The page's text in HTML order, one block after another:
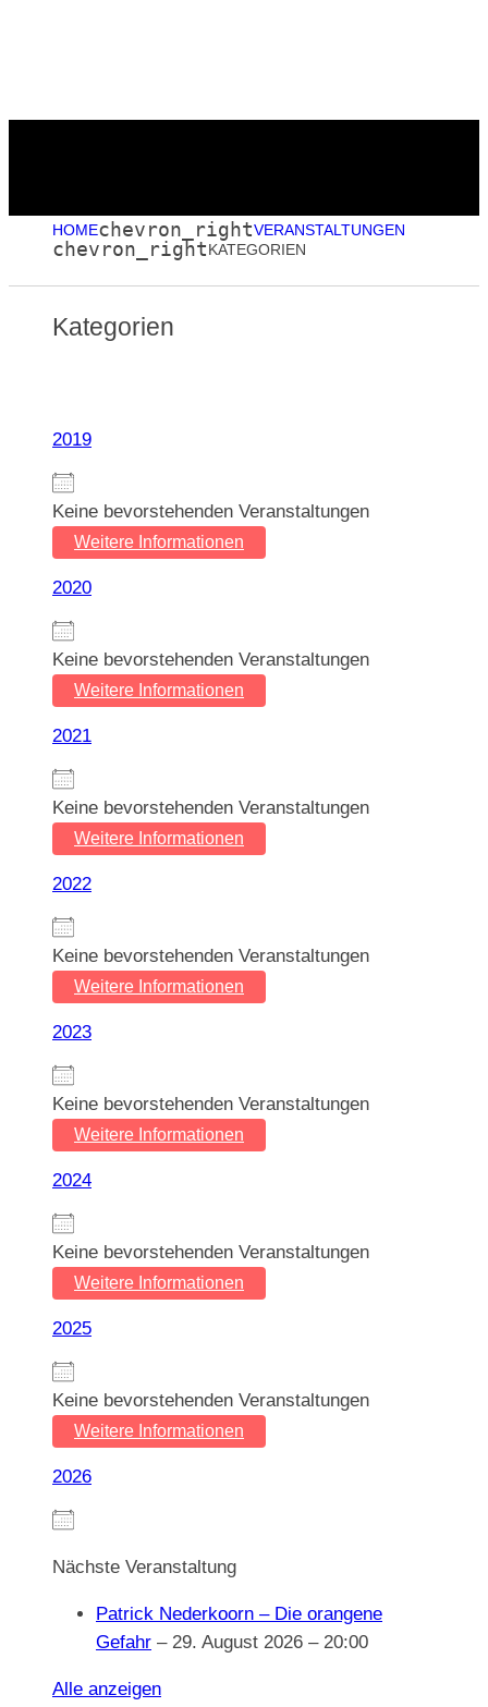
HOMEchevron_rightVERANSTALTUNGEN
chevron_rightKATEGORIEN
Kategorien
2019
Keine bevorstehenden Veranstaltungen
Weitere Informationen
2020
Keine bevorstehenden Veranstaltungen
Weitere Informationen
2021
Keine bevorstehenden Veranstaltungen
Weitere Informationen
2022
Keine bevorstehenden Veranstaltungen
Weitere Informationen
2023
Keine bevorstehenden Veranstaltungen
Weitere Informationen
2024
Keine bevorstehenden Veranstaltungen
Weitere Informationen
2025
Keine bevorstehenden Veranstaltungen
Weitere Informationen
2026
Nächste Veranstaltung
Patrick Nederkoorn – Die orangene
Gefahr – 29. August 2026 – 20:00
Alle anzeigen